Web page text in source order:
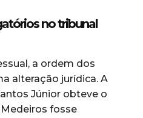
no tribunal
a ordem dos
alteração jurídica. A
Júnior obteve o
fosse